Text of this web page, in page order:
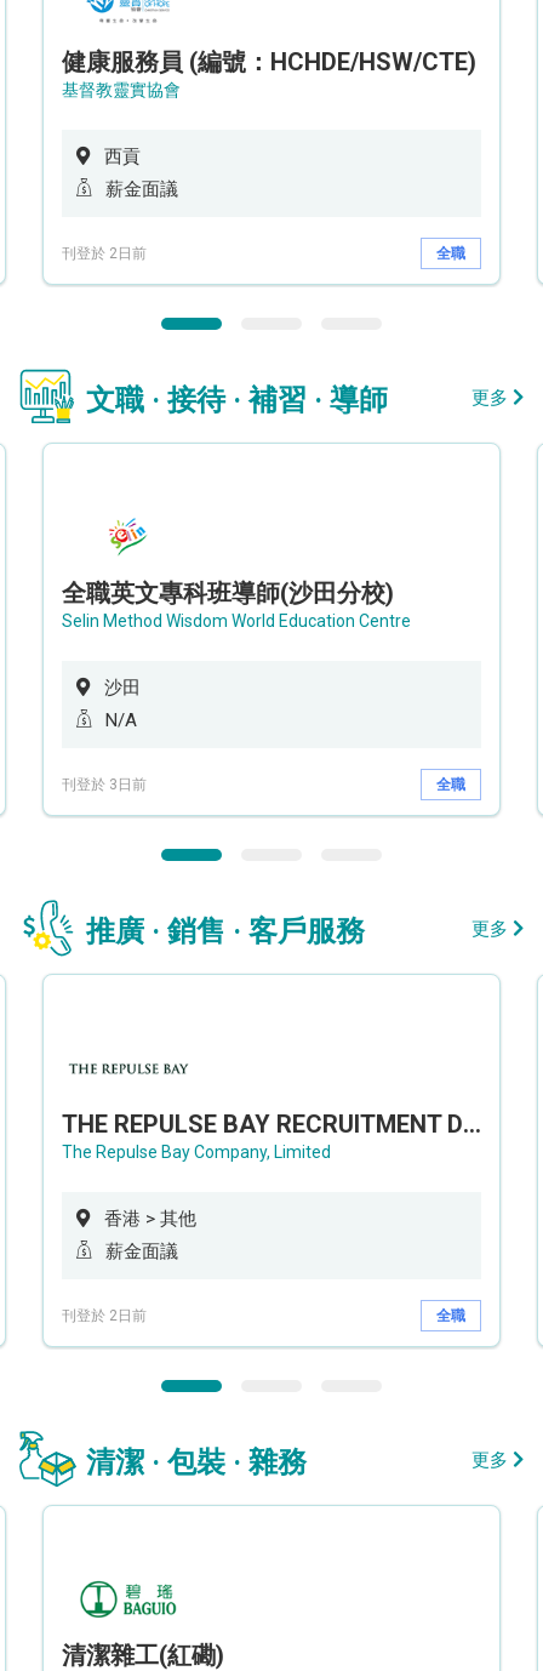
健康服務員 (編號：HCHDE/HSW/CTE)
基督教靈實協會
西貢
薪金面議
刊登於 2日前 全職
文職 · 接待 · 補習 · 導師 更多
全職英文專科班導師(沙田分校)
Selin Method Wisdom World Education Centre
沙田
N/A
刊登於 3日前 全職
推廣 · 銷售 · 客戶服務 更多
THE REPULSE BAY RECRUITMENT DAY 淺水灣影灣園人才招聘會
The Repulse Bay Company, Limited
香港 > 其他
薪金面議
刊登於 2日前 全職
清潔 · 包裝 · 雜務 更多
清潔雜工(紅磡)